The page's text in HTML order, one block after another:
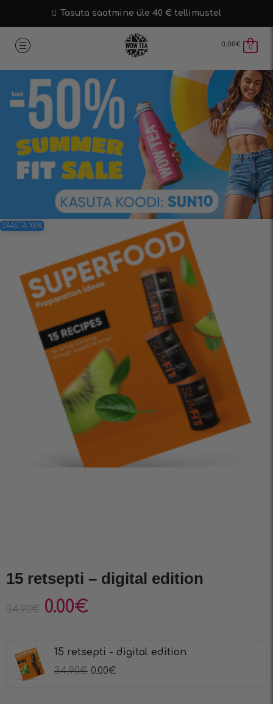
Tasuta saatmine üle 40 € tellimustel
0.00€ 0
SÄÄSTA 100%
15 retsepti – digital edition
34.90€ 0.00€
15 retsepti - digital edition
34.90€ 0.00€